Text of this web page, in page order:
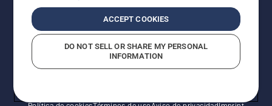
© Husqvarna AB (publ). Todos los derechos
ACCEPT COOKIES
DO NOT SELL OR SHARE MY PERSONAL
INFORMATION